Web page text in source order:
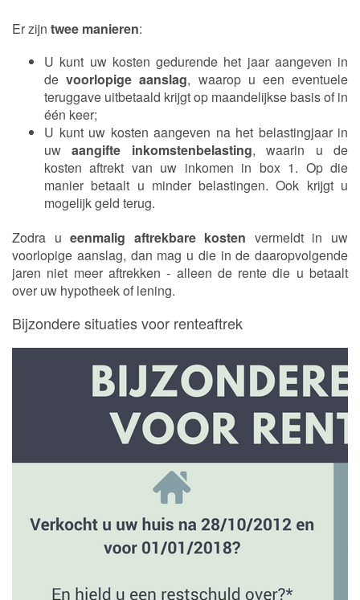
Er zijn twee manieren:
U kunt uw kosten gedurende het jaar aangeven in
devoorlopige aanslag, waarop u een eventuele
teruggave uitbetaald krijgt op maandelijkse basis of in
één keer;
U kunt uw kosten aangeven na het belastingjaar in
uwaangifte inkomstenbelasting, waarin u de
kosten aftrekt van uw inkomen in box 1. Op die
manier betaalt u minder belastingen. Ook krijgt u
mogelijk geld terug.
Zodra ueenmalig aftrekbare kosten vermeldt in uw
voorlopige aanslag, dan mag u die in de daaropvolgende
jaren niet meer aftrekken - alleen de rente die u betaalt
over uw hypotheek of lening.
Bijzondere situaties voor renteaftrek